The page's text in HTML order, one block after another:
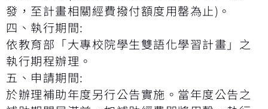
發，至計畫相關經費撥付額度用罄為止) 。
四、執行期間:
依教育部「大專校院學生雙語化學習計畫」之
執行期程辦理。
五、申請期間:
於辦理補助年度另行公告實施。當年度公告之